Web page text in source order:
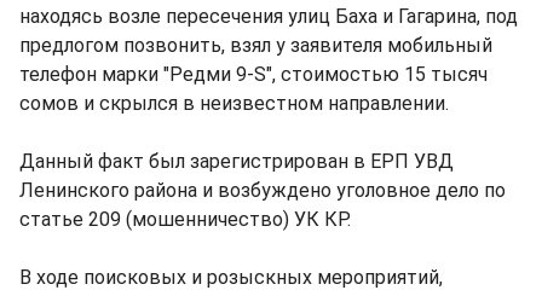
находясь возле пересечения улиц Баха и Гагарина, под
предлогом позвонить, взял у заявителя мобильный
телефон марки "Редми 9-S", стоимостью 15 тысяч
сомов и скрылся в неизвестном направлении.
Данный факт был зарегистрирован в ЕРП УВД
Ленинского района и возбуждено уголовное дело по
статье 209 (мошенничество) УК КР.
В ходе поисковых и розыскных мероприятий,